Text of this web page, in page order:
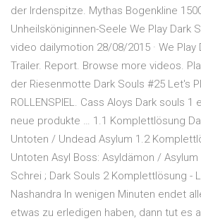
der Irdenspitze. Mythas Bogenkline
Unheilsköniginnen-Seele We Play Dark
video dailymotion 28/08/2015 · We Play
Trailer. Report. Browse more videos.
der Riesenmotte Dark Souls #25 Let's
ROLLENSPIEL. Cass Aloys Dark souls
neue produkte … 1.1 Komplettlösung
Untoten / Undead Asylum 1.2
Untoten Asyl Boss: Asyldämon /
Schrei ; Dark Souls 2 Komplettlösung -
Nashandra In wenigen Minuten endet
etwas zu erledigen haben, dann tut es